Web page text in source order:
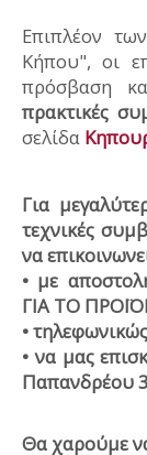
Επιπλέον
Κήπου", οι
πρόσβαση
πρακτικές
σελίδα
Για
τεχνικές
να
• με
ΓΙΑ ΤΟ
•
• να μας
Παπανδρέου
Θα χαρούμε